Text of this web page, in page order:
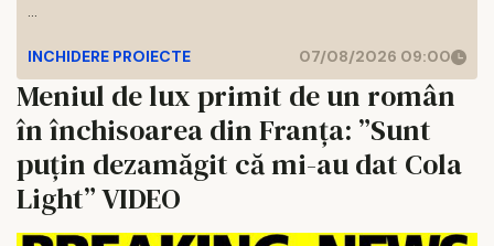
...
INCHIDERE PROIECTE 07/08/2026 09:00
Meniul de lux primit de un român
în închisoarea din Franța: ”Sunt
puțin dezamăgit că mi-au dat Cola
Light” VIDEO